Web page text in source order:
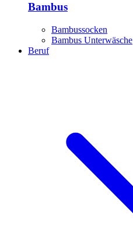
Bambus
Bambussocken
Bambus Unterwäsche
Beruf